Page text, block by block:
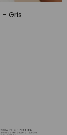
- Gris